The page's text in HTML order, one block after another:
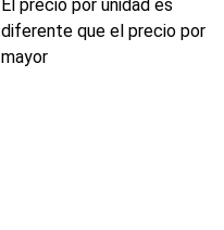
El precio por unidad es
diferente que el precio por
mayor